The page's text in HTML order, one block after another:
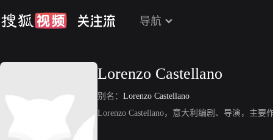
导航
Lorenzo Castellano
别名： Lorenzo Castellano
Lorenzo Castellano，意大利编剧、导演，主要